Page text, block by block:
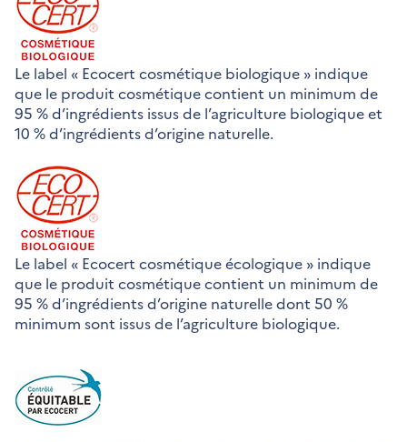
Le label « Ecocert cosmétique biologique » indique
que le produit cosmétique contient un minimum de
95 % d’ingrédients issus de l’agriculture biologique et
10 % d’ingrédients d’origine naturelle.
Le label « Ecocert cosmétique écologique » indique
que le produit cosmétique contient un minimum de
95 % d’ingrédients d’origine naturelle dont 50 %
minimum sont issus de l’agriculture biologique.